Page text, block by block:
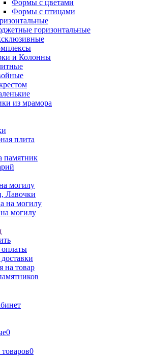
Формы с цветами
Формы с птицами
горизонтальные
и Колонны
из мрамора
плита
памятник
могилу
Лавочки
на могилу
могилу
оплаты
на товар
0
0